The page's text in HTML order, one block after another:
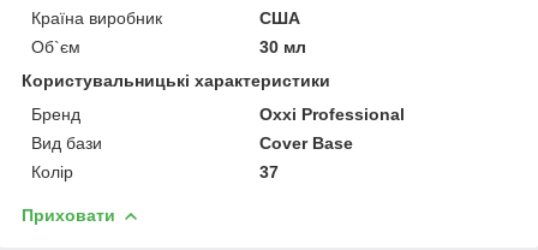
Країна виробник
США
Об`єм
30 мл
Користувальницькі характеристики
Бренд
Oxxi Professional
Вид бази
Cover Base
Колір
37
Приховати